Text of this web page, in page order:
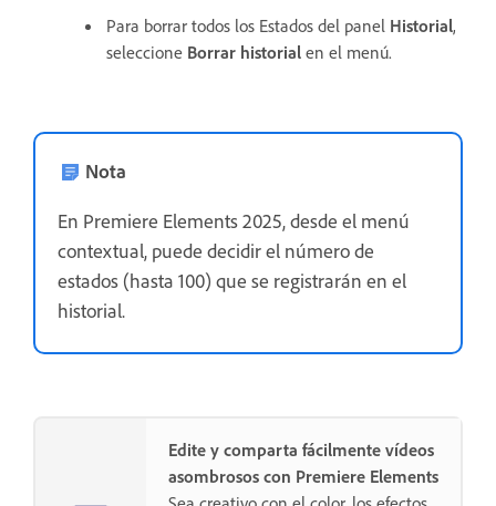
Para borrar todos los Estados del panel Historial,
seleccione Borrar historial en el menú.
Nota
En Premiere Elements 2025, desde el menú
contextual, puede decidir el número de
estados (hasta 100) que se registrarán en el
historial.
Edite y comparta fácilmente vídeos
asombrosos con Premiere Elements